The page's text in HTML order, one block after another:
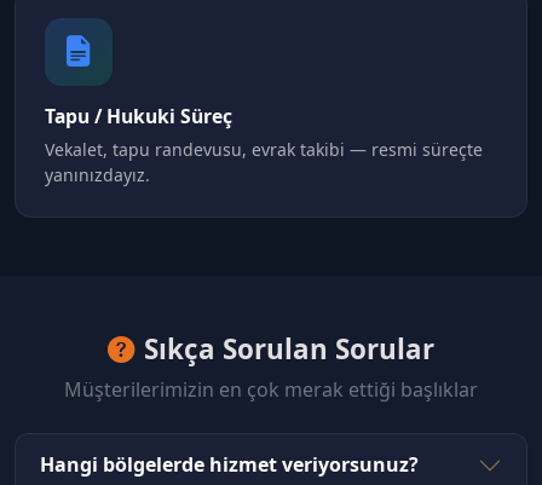
Tapu / Hukuki Süreç
Vekalet, tapu randevusu, evrak takibi — resmi süreçte
yanınızdayız.
Sıkça Sorulan Sorular
Müşterilerimizin en çok merak ettiği başlıklar
Hangi bölgelerde hizmet veriyorsunuz?